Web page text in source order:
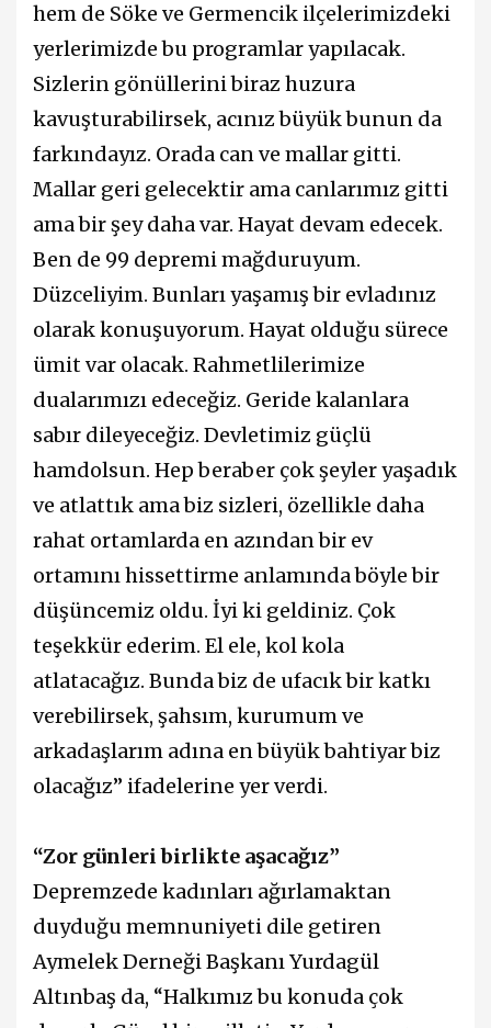
hem de Söke ve Germencik ilçelerimizdeki
yerlerimizde bu programlar yapılacak.
Sizlerin gönüllerini biraz huzura
kavuşturabilirsek, acınız büyük bunun da
farkındayız. Orada can ve mallar gitti.
Mallar geri gelecektir ama canlarımız gitti
ama bir şey daha var. Hayat devam edecek.
Ben de 99 depremi mağduruyum.
Düzceliyim. Bunları yaşamış bir evladınız
olarak konuşuyorum. Hayat olduğu sürece
ümit var olacak. Rahmetlilerimize
dualarımızı edeceğiz. Geride kalanlara
sabır dileyeceğiz. Devletimiz güçlü
hamdolsun. Hep beraber çok şeyler yaşadık
ve atlattık ama biz sizleri, özellikle daha
rahat ortamlarda en azından bir ev
ortamını hissettirme anlamında böyle bir
düşüncemiz oldu. İyi ki geldiniz. Çok
teşekkür ederim. El ele, kol kola
atlatacağız. Bunda biz de ufacık bir katkı
verebilirsek, şahsım, kurumum ve
arkadaşlarım adına en büyük bahtiyar biz
olacağız” ifadelerine yer verdi.
“Zor günleri birlikte aşacağız”
Depremzede kadınları ağırlamaktan
duyduğu memnuniyeti dile getiren
Aymelek Derneği Başkanı Yurdagül
Altınbaş da, “Halkımız bu konuda çok